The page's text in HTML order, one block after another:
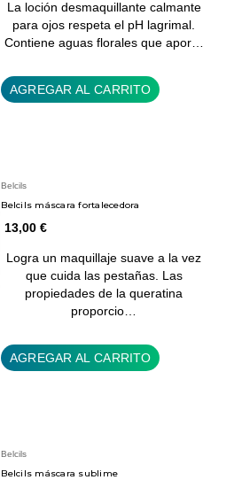
La loción desmaquillante calmante
para ojos respeta el pH lagrimal.
Contiene aguas florales que apor…
AGREGAR AL CARRITO
Belcils
Belcils máscara fortalecedora
13,00 €
Logra un maquillaje suave a la vez
que cuida las pestañas. Las
propiedades de la queratina
proporcio…
AGREGAR AL CARRITO
Belcils
Belcils máscara sublime